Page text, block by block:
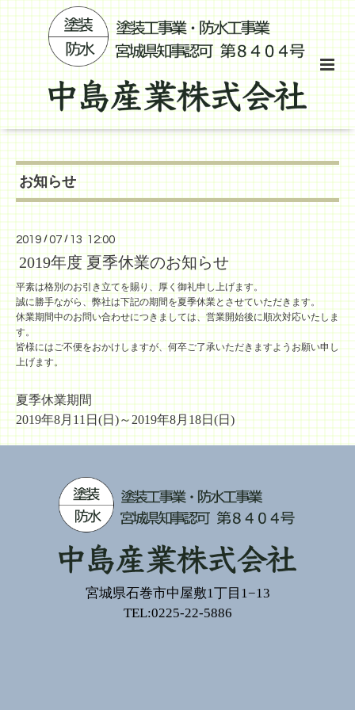
お知らせ
2019 /07 / 13 12:00
2019年度 夏季休業のお知らせ
平素は格別のお引き立てを賜り、厚く御礼申し上げます。
誠に勝手ながら、弊社は下記の期間を夏季休業とさせていただきます。
休業期間中のお問い合わせにつきましては、営業開始後に順次対応いたしま
す。
皆様にはご不便をおかけしますが、何卒ご了承いただきますようお願い申し
上げます。
夏季休業期間
2019年8月11日(日)～2019年8月18日(日)
宮城県石巻市中屋敷1丁目1−13
TEL:0225-22-5886